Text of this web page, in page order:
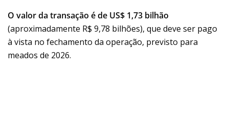
O valor da transação é de US$ 1,73 bilhão
(aproximadamente R$ 9,78 bilhões), que deve ser pago
à vista no fechamento da operação, previsto para
meados de 2026.